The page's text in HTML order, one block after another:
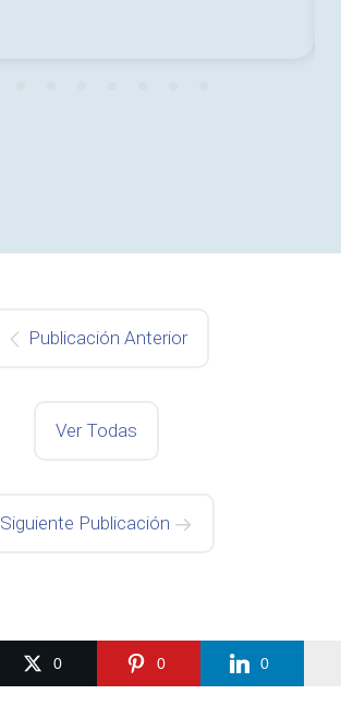
Publicación Anterior
Ver Todas
Siguiente Publicación
0 0 0